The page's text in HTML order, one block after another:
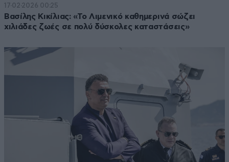
17·02·2026 00:25
Βασίλης Κικίλιας: «Το Λιμενικό καθημερινά σώζει
χιλιάδες ζωές σε πολύ δύσκολες καταστάσεις»